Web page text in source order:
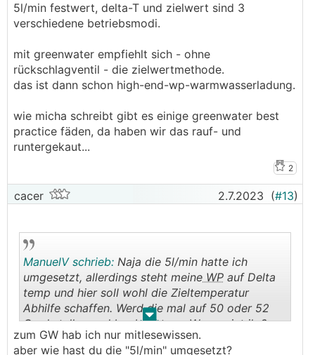
5l/min festwert, delta-T und zielwert sind 3
verschiedene betriebsmodi.
mit greenwater empfiehlt sich - ohne
rückschlagventil - die zielwertmethode.
das ist dann schon high-end-wp-warmwasserladung.
wie micha schreibt gibt es einige greenwater best
practice fäden, da haben wir das rauf- und
runtergekaut...
2
cacer 2.7.2023 (#13)
. .
ManuelV schrieb: Naja die 5l/min hatte ich
umgesetzt, allerdings steht meine WP auf Delta
temp und hier soll wohl die Zieltemperatur
Abhilfe schaffen. Werd die mal auf 50 oder 52
Grad stellen und beobachten... Was meint ihr?
zum GW hab ich nur mitlesewissen.
aber wie hast du die "5l/min" umgesetzt?